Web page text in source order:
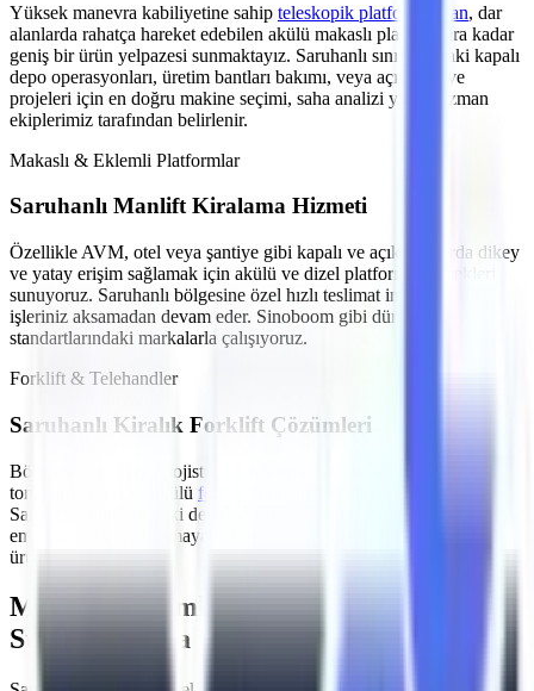
Yüksek manevra kabiliyetine sahip teleskopik platformlardan, dar
alanlarda rahatça hareket edebilen akülü makaslı platformlara kadar
geniş bir ürün yelpazesi sunmaktayız. Saruhanlı sınırlarındaki kapalı
depo operasyonları, üretim bantları bakımı, veya açık şantiye
projeleri için en doğru makine seçimi, saha analizi yapan uzman
ekiplerimiz tarafından belirlenir.
Makaslı & Eklemli Platformlar
Saruhanlı Manlift Kiralama Hizmeti
Özellikle AVM, otel veya şantiye gibi kapalı ve açık alanlarda dikey
ve yatay erişim sağlamak için akülü ve dizel platform seçenekleri
sunuyoruz. Saruhanlı bölgesine özel hızlı teslimat imkanlarımızla
işleriniz aksamadan devam eder. Sinoboom gibi dünya
standartlarındaki markalarla çalışıyoruz.
Forklift & Telehandler
Saruhanlı Kiralık Forklift Çözümleri
Bölgede yoğunlaşan lojistik ve yükleme-boşaltma işleri
tonajlarda dizel ve akülü forklift kiralama
Saruhanlı
sınırlarındaki depolama tesisleri için sessiz çalışan ve
emisyon salınımı yapmayan akülü modeller en çok tercih edilen
ürünlerimizdir.
MMO Denetimli ve İş Güvenliği
Standartlarına Uygun Filo